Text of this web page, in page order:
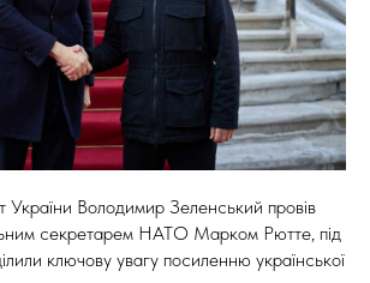
України Володимир Зеленський провів
секретарем НАТО Марком Рютте, під
ключову увагу посиленню української